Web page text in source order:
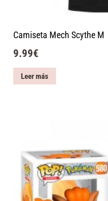
Camiseta Mech Scythe M
9.99€
Leer más